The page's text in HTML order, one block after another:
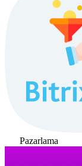
Pazarlama